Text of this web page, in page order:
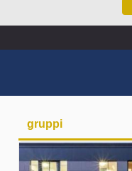
gruppi